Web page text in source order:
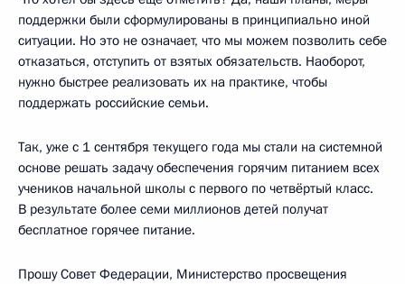
поддержки были сформулированы в принципиально иной
ситуации. Но это не означает, что мы можем позволить себе
отказаться, отступить от взятых обязательств. Наоборот,
нужно быстрее реализовать их на практике, чтобы
поддержать российские семьи.
Так, уже с 1 сентября текущего года мы стали на системной
основе решать задачу обеспечения горячим питанием всех
учеников начальной школы с первого по четвёртый класс.
В результате более семи миллионов детей получат
бесплатное горячее питание.
Прошу Совет Федерации, Министерство просвещения